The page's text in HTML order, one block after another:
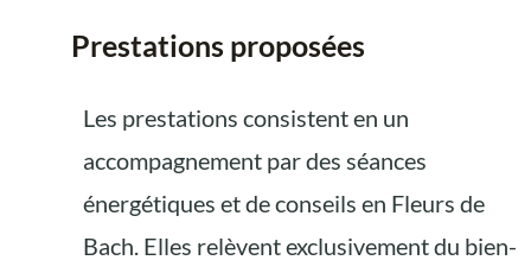
Prestations proposées
Les prestations consistent en un
accompagnement par des séances
énergétiques et de conseils en Fleurs de
Bach. Elles relèvent exclusivement du bien-